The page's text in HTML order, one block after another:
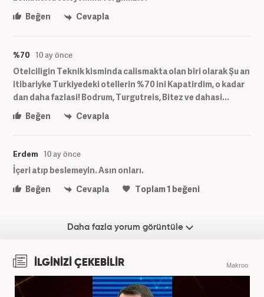
Beğen
Cevapla
%70 10 ay önce
Otelciligin Teknik kisminda calismakta olan biri olarak Şu an
itibariyke Turkiyedeki otellerin %70 ini Kapatirdim, o kadar
dan daha fazlasi! Bodrum, Turgutreis, Bitez ve dahasi...
Beğen
Cevapla
Erdem 10 ay önce
İçeri atıp beslemeyin. Asın onları.
Beğen
Cevapla Toplam1 beğeni
Daha fazla yorum görüntüle
İLGİNİZİ ÇEKEBİLİR Makroo